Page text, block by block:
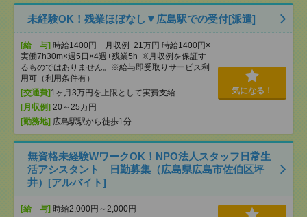
未経験OK！残業ほぼなし▼広島駅での受付[派遣]
[給 与] 時給1400円 月収例 21万円 時給1400円×
実働7h30m×週5日×4週+残業5h ※月収例を保証す
るものではありません。※給与即受取りサービス利
用可（利用条件有）
[交通費]1ヶ月3万円を上限として実費支給
[月収例] 20～25万円
[勤務地] 広島駅駅から徒歩1分
気になる！
無資格未経験WワークOK！NPO法人スタッフ日常生
活アシスタント 日勤募集（広島県広島市佐伯区坪
井）[アルバイト]
[給 与] 時給2,000円～2,000円